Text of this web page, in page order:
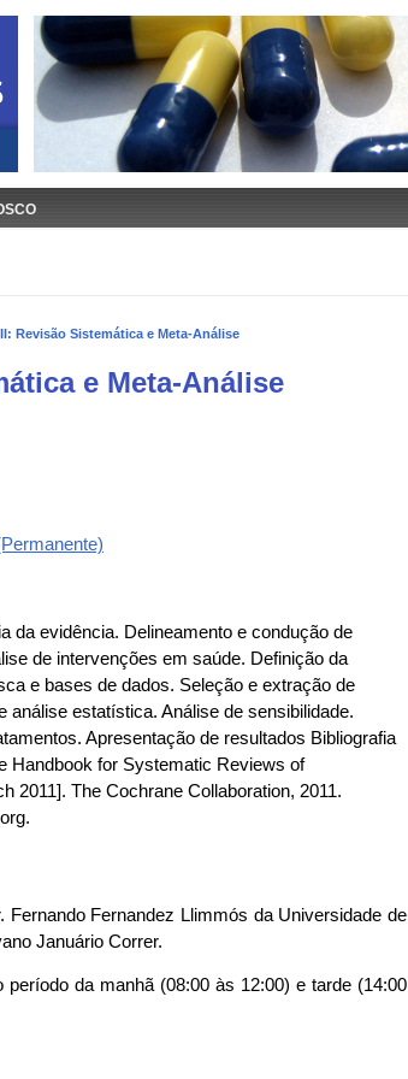
Revisão Sistemática e Meta-Análise
e Meta-Análise
da evidência. Delineamento e condução de
de intervenções em saúde. Definição da
e bases de dados. Seleção e extração de
estatística. Análise de sensibilidade.
Apresentação de resultados Bibliografia
Handbook for Systematic Reviews of
2011]. The Cochrane Collaboration, 2011.
Fernandez Llimmós da Universidade de
Januário Correr.
da manhã (08:00 às 12:00) e tarde (14:00